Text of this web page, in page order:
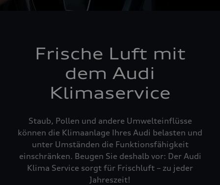
Frische Luft mit
dem Audi
Klimaservice
Staub, Pollen und andere Umwelteinflüsse
können die Klimaanlage Ihres Audi belasten und
unter Umständen die Funktionsfähigkeit
einschränken. Beugen Sie deshalb vor: Der Audi
Klima Service sorgt für Frischluft – zu jeder
Jahreszeit!